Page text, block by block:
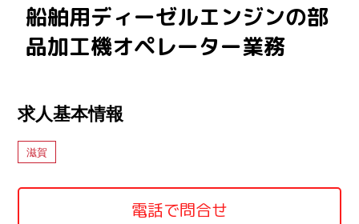
船舶用ディーゼルエンジンの部
品加工機オペレーター業務
求人基本情報
滋賀
電話で問合せ